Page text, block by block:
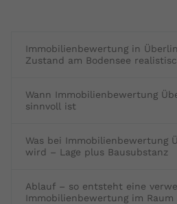
Immobilienbewertung in
Zustand am Bodensee
Wann Immobilienbewertung
sinnvoll ist
Was bei Immobilienbewertung
wird – Lage plus Bausubstanz
Ablauf – so entsteht eine
Immobilienbewertung im Raum